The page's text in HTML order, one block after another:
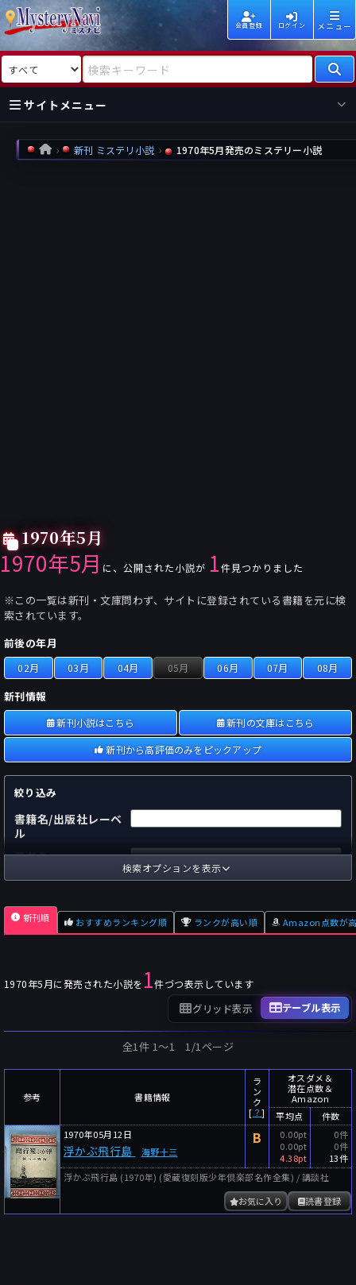
会員登録 ログイン メニュー
検索対象 検索キーワード
サイトメニュー
国内
作家
海外
作家
新着
レビュー
新刊
情報
HOME 新刊 ミステリ小説 1970年5月発売のミステリー小説
1970年5月
1970年5月 に、公開された小説が 1件見つかりました
※この一覧は新刊・文庫問わず、サイトに登録されている書籍を元に検
索されています。
前後の年月
02月 03月 04月 05月 06月 07月 08月
新刊情報
新刊小説はこちら
新刊の文庫はこちら
新刊から高評価のみをピックアップ
絞り込み
書籍名/出版社レーベ
ル
著者名
国内
海外
出版社
フォーマット
単行本
～
Pt
～
Pt
～
件
読者数
人
年代
年代と月の範囲
先月以降
年
年
月
検索オプションを表示
新刊順 おすすめランキング順 ランクが高い順 Amazon点数が
1970年5月に発売された小説を 1件づつ表示しています
グリッド表示 テーブル表示
全1件 1〜1 1/1ページ
参考 書籍情報
ラ
ン
ク
[ ？]
オスダメ＆
潜在点数＆
Amazon
平均点
件数
1970年05月12日
浮かぶ飛行島 海野十三
B
0.00pt
0.00pt
4.38pt
0件
0件
13件
浮かぶ飛行島 (1970年) (愛蔵復刻版少年倶楽部名作全集) / 講談社
読書登録
お気に入り